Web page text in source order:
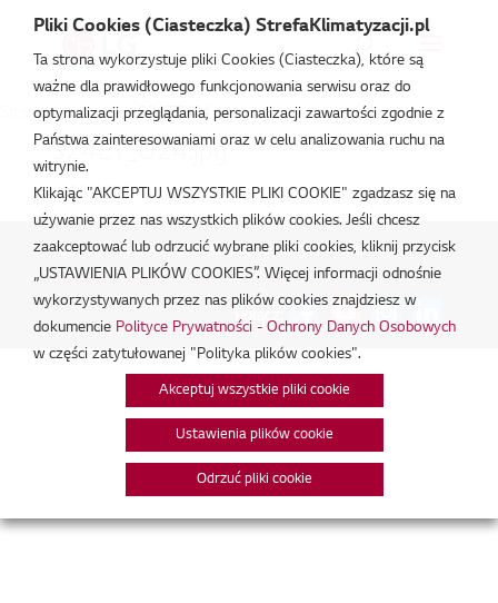
Strefa Klimatyzacji /S24ET.U24
S24ET_U24.jpg
lut 18, 2026
Polityka Prywatności - Ochrona danych osobowych.|
Zarządzaj zgodami na pliki cookie
Połącz:
Pliki Cookies (Ciasteczka) StrefaKlimatyzacji.pl
Ta strona wykorzystuje pliki Cookies (Ciasteczka), które są
ważne dla prawidłowego funkcjonowania serwisu oraz do
optymalizacji przeglądania, personalizacji zawartości zgodnie z
Państwa zainteresowaniami oraz w celu analizowania ruchu na
witrynie.
Klikając "AKCEPTUJ WSZYSTKIE PLIKI COOKIE" zgadzasz się na
używanie przez nas wszystkich plików cookies. Jeśli chcesz
zaakceptować lub odrzucić wybrane pliki cookies, kliknij przycisk
„USTAWIENIA PLIKÓW COOKIES”. Więcej informacji odnośnie
wykorzystywanych przez nas plików cookies znajdziesz w
dokumencie Polityce Prywatności - Ochrony Danych Osobowych
w części zatytułowanej "Polityka plików cookies".
Akceptuj wszystkie pliki cookie
Ustawienia plików cookie
Odrzuć pliki cookie